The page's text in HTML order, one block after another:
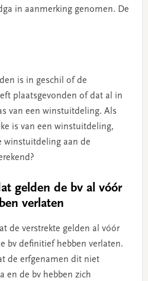
in aanmerking genomen. De
is in geschil of de
plaatsgevonden of dat al in
van een winstuitdeling. Als
is van een winstuitdeling,
winstuitdeling aan de
gelden de bv al vóór
verlaten
de verstrekte gelden al vóór
bv definitief hebben verlaten.
de erfgenamen dit niet
en de bv hebben zich